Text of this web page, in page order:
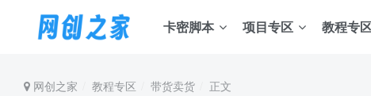
卡密脚本 项目专区 教程专
网创之家 教程专区 带货卖货 正文